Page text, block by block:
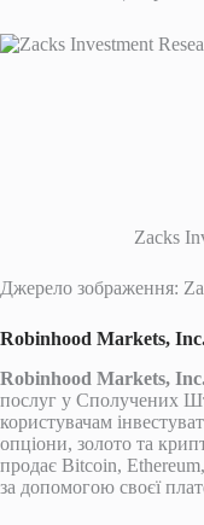
Zacks
Джерело зображення:
Robinhood Markets,
Robinhood Markets,
послуг у Сполучених
користувачам
опціони, золото та
продає Bitcoin,
за допомогою своєї